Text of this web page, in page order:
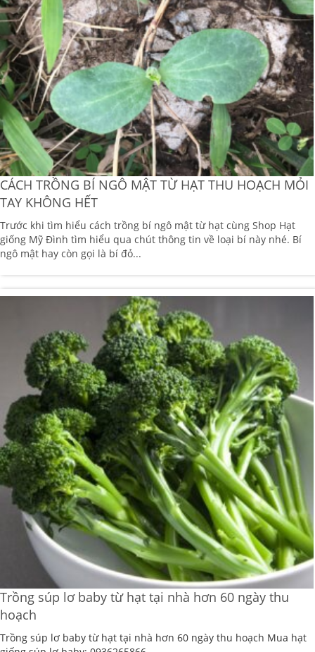
CÁCH TRỒNG BÍ NGÔ MẬT TỪ HẠT THU HOẠCH MỎI
TAY KHÔNG HẾT
Trước khi tìm hiểu cách trồng bí ngô mật từ hạt cùng Shop Hạt
giống Mỹ Đình tìm hiểu qua chút thông tin về loại bí này nhé. Bí
ngô mật hay còn gọi là bí đỏ...
Trồng súp lơ baby từ hạt tại nhà hơn 60 ngày thu
hoạch
Trồng súp lơ baby từ hạt tại nhà hơn 60 ngày thu hoạch Mua hạt